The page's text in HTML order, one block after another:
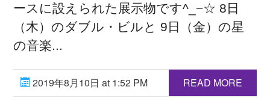
ースに設えられた展示物です^_−☆ 8日
（木）のダブル・ビルと 9日（金）の星
の音楽...
2019年8月10日 at 1:52 PM READ MORE